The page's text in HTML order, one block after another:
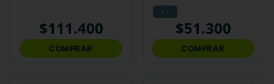
$111.400
COMPRAR
x 1
$51.300
COMPRAR